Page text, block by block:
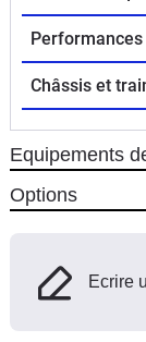
Châssis et
Equipements
Options
Ecrire